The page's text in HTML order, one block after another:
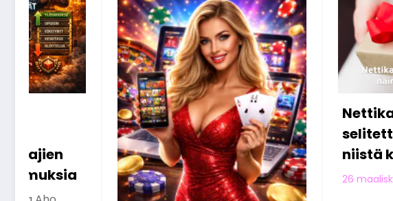
Nettikasinobonukset
selitettynä – näin saat
niistä kaiken irti
26 maaliskuun, 2026 Olivia Aho